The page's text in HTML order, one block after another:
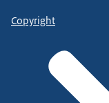
Copyright